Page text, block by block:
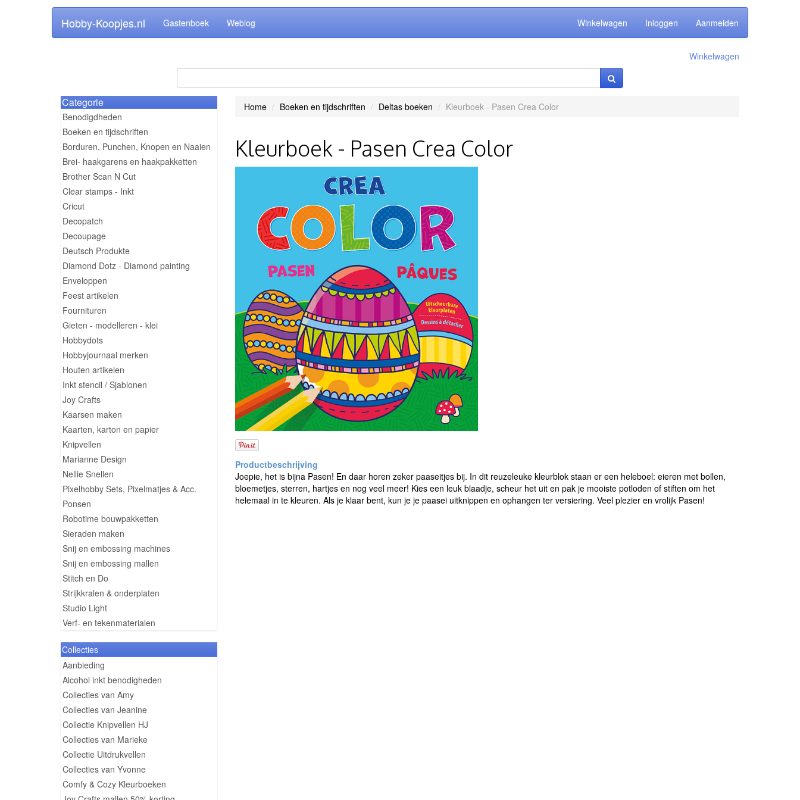
Hobby-Koopjes.nl Gastenboek Weblog Winkelwagen Inloggen Aanmelden
Winkelwagen
Categorie
Benodigdheden
Boeken en tijdschriften
Borduren, Punchen, Knopen en Naaien
Brei- haakgarens en haakpakketten
Brother Scan N Cut
Clear stamps - Inkt
Cricut
Decopatch
Decoupage
Deutsch Produkte
Diamond Dotz - Diamond painting
Enveloppen
Feest artikelen
Fournituren
Gieten - modelleren - klei
Hobbydots
Hobbyjournaal merken
Houten artikelen
Inkt stencil / Sjablonen
Joy Crafts
Kaarsen maken
Kaarten, karton en papier
Knipvellen
Marianne Design
Nellie Snellen
Pixelhobby Sets, Pixelmatjes & Acc.
Ponsen
Robotime bouwpakketten
Sieraden maken
Snij en embossing machines
Snij en embossing mallen
Stitch en Do
Strijkkralen & onderplaten
Studio Light
Verf- en tekenmaterialen
Collecties
Aanbieding
Alcohol inkt benodigheden
Collecties van Amy
Collecties van Jeanine
Collectie Knipvellen HJ
Collecties van Marieke
Collectie Uitdrukvellen
Collecties van Yvonne
Comfy & Cozy Kleurboeken
Home Boeken en tijdschriften Deltas boeken Kleurboek - Pasen Crea Color
Kleurboek - Pasen Crea Color
Joepie, het is bijna Pasen! En daar horen zeker paaseitjes bij. In dit reuzeleuke kleurblok staan er een heleboel: eieren met bollen,
bloemetjes, sterren, hartjes en nog veel meer! Kies een leuk blaadje, scheur het uit en pak je mooiste potloden of stiften om het
helemaal in te kleuren. Als je klaar bent, kun je je paasei uitknippen en ophangen ter versiering. Veel plezier en vrolijk Pasen!